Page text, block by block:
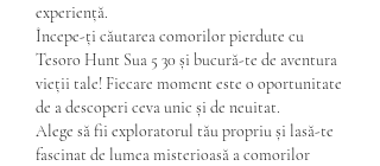
experiență.
Începe-ți căutarea comorilor pierdute cu
Tesoro Hunt Sua 5 30 și bucură-te de aventura
vieții tale! Fiecare moment este o oportunitate
de a descoperi ceva unic și de neuitat.
Alege să fii exploratorul tău propriu și lasă-te
fascinat de lumea misterioasă a comorilor